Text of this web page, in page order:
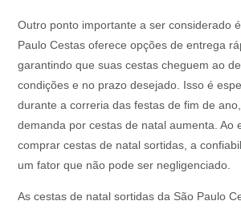
Outro ponto importante a ser considerado
Paulo Cestas oferece opções de entrega
garantindo que suas cestas cheguem ao
condições e no prazo desejado. Isso é
durante a correria das festas de fim de
demanda por cestas de natal aumenta. Ao
comprar cestas de natal sortidas, a
um fator que não pode ser negligenciado.
As cestas de natal sortidas da São Paulo